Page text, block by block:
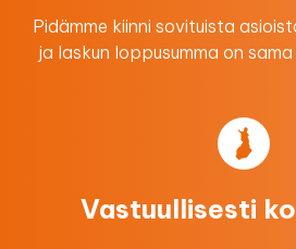
Pidämme kiinni sovituista
ja laskun loppusumma on
Vastuullisesti